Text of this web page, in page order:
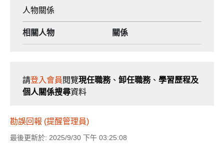
人物關係
相關人物 關係
請登入會員 閱覽現任職務、 卸任職務、 學習歷程及
個人關係搜尋資料
勘誤回報 (提醒管理員)
最後更新於: 2025/9/30 下午 03:25:08